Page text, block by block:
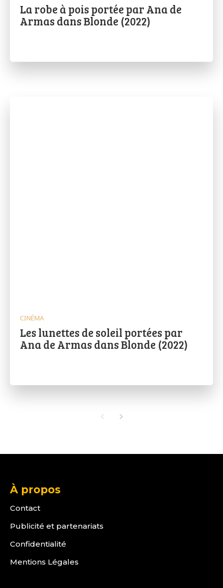
La robe à pois portée par Ana de
Armas dans Blonde (2022)
CINÉMA
Les lunettes de soleil portées par
Ana de Armas dans Blonde (2022)
À propos
Contact
Publicité et partenariats
Confidentialité
Mentions Légales